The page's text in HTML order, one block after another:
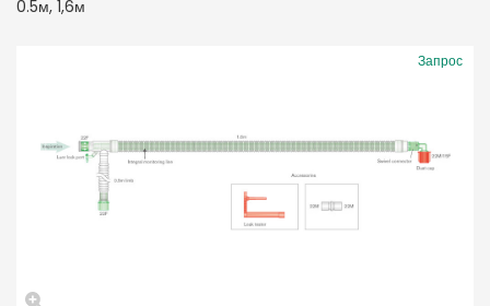
0.5м, 1,6м
Запрос